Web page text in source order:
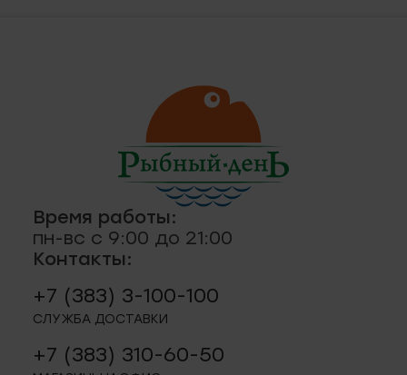
риеты
приправы
12 (Пашино)
244
Время работы:
пн-вс с 9:00 до 21:00
Контакты:
+7 (383) 3-100-100
СЛУЖБА ДОСТАВКИ
+7 (383) 310-60-50